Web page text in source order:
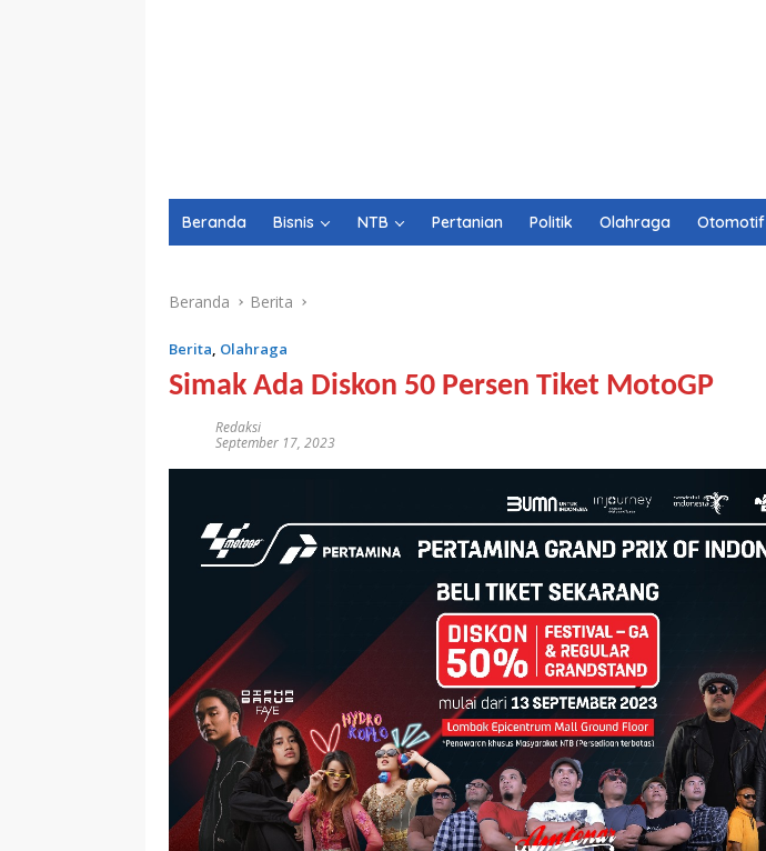
Beranda Bisnis NTB Pertanian Politik Olahraga Otomotif
Beranda Berita
Berita, Olahraga
Simak Ada Diskon 50 Persen Tiket MotoGP
Redaksi
September 17, 2023